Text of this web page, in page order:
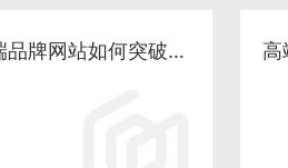
LCP 性能优化实战：高端品牌网站如何突破首屏加载瓶颈与 SEO 增长